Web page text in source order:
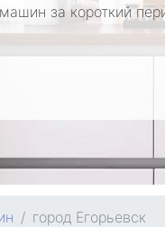
машин за короткий
город Егорьевск